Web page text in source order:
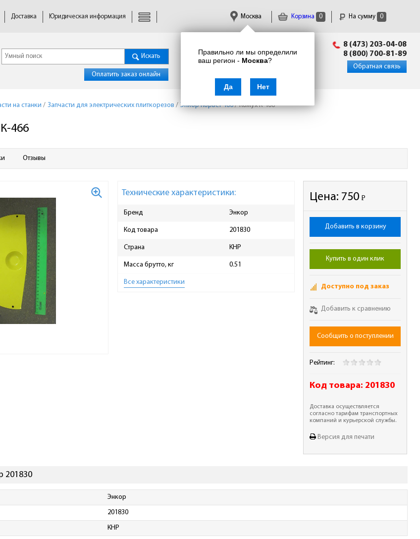
Корзина 0 На сумму 0
Правильно ли мы определили
ваш регион - Москва?
Да Нет
Москва
Доставка Юридическая информация
Искать
Оплатить заказ онлайн
info@enkor24.ru
8 (473) 203-04-08
8 (800) 700-81-89
Обратная связь
на станки / Запчасти для электрических плиткорезов / Энкор Корвет 466/ Кожух К-466
466
Отзывы
Технические характеристики:
Бренд Энкор
Код товара 201830
Страна КНР
Масса брутто, кг 0.51
Все характеристики
Цена: 750Р
-
Добавить в корзину
Купить в один клик
Доступно под заказ
Добавить к сравнению
Сообщить о поступлении
Рейтинг:
Код товара: 201830
Доставка осуществляется
согласно тарифам транспортных
компаний и курьерской службы.
Версия для печати
201830
Энкор
201830
КНР